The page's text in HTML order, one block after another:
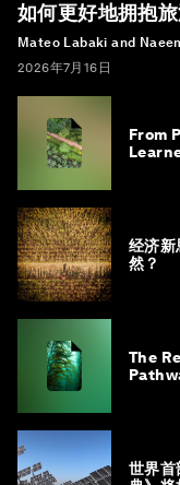
如何更好地拥抱
Mateo Labaki and
2026年7月16日
From
经济新
然？
The
世界首